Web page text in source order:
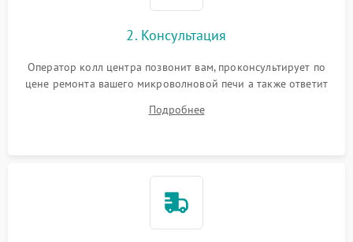
2. Консультация
Оператор колл центра позвонит вам, проконсультирует по
цене ремонта вашего микроволновой печи а также ответит
Подробнее